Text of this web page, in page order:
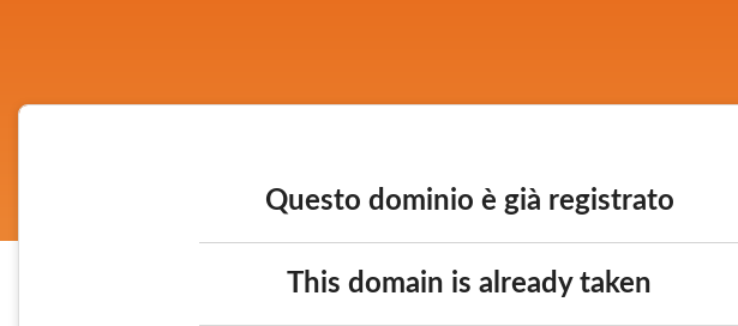
Questo dominio è già registrato
This domain is already taken